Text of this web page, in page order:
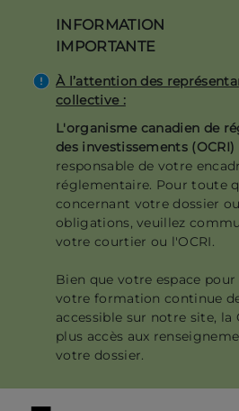
contenu
principal
INFORMATION
IMPORTANTE
À l’attention des
collective :
L'organisme canadien de
des investissements (OCRI)
responsable de votre
réglementaire. Pour toute
concernant votre dossier
obligations, veuillez
votre courtier ou l'OCRI.
Bien que votre espace
votre formation continue
accessible sur notre site, la
plus accès aux
votre dossier.